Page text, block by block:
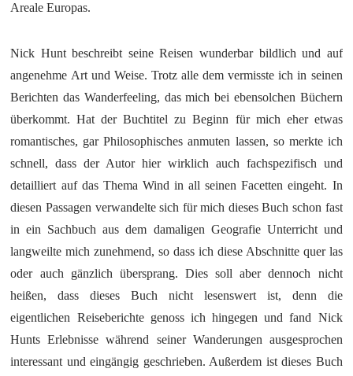
Areale Europas.
Nick Hunt beschreibt seine Reisen wunderbar bildlich und auf
angenehme Art und Weise. Trotz alle dem vermisste ich in seinen
Berichten das Wanderfeeling, das mich bei ebensolchen Büchern
überkommt. Hat der Buchtitel zu Beginn für mich eher etwas
romantisches, gar Philosophisches anmuten lassen, so merkte ich
schnell, dass der Autor hier wirklich auch fachspezifisch und
detailliert auf das Thema Wind in all seinen Facetten eingeht. In
diesen Passagen verwandelte sich für mich dieses Buch schon fast
in ein Sachbuch aus dem damaligen Geografie Unterricht und
langweilte mich zunehmend, so dass ich diese Abschnitte quer las
oder auch gänzlich übersprang. Dies soll aber dennoch nicht
heißen, dass dieses Buch nicht lesenswert ist, denn die
eigentlichen Reiseberichte genoss ich hingegen und fand Nick
Hunts Erlebnisse während seiner Wanderungen ausgesprochen
interessant und eingängig geschrieben. Außerdem ist dieses Buch